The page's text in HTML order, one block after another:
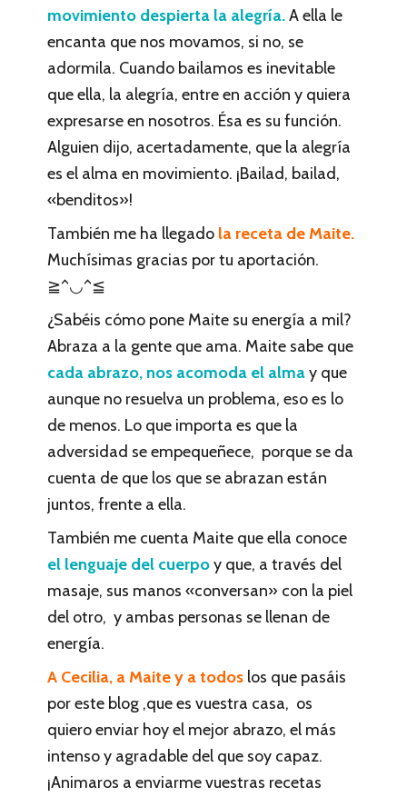
movimiento despierta la alegría.A ella le
encanta que nos movamos, si no, se
adormila. Cuando bailamos es inevitable
que ella, la alegría, entre en acción y quiera
expresarse en nosotros. Ésa es su función.
Alguien dijo, acertadamente, que la alegría
es el alma en movimiento. ¡Bailad, bailad,
«benditos»!
También me ha llegado la receta de Maite.
Muchísimas gracias por tu aportación.
≧^◡^≦
¿Sabéis cómo pone Maite su energía a mil?
Abraza a la gente que ama. Maite sabe que
cada abrazo, nos acomoda el almay que
aunque no resuelva un problema, eso es lo
de menos. Lo que importa es que la
adversidad se empequeñece, porque se da
cuenta de que los que se abrazan están
juntos, frente a ella.
También me cuenta Maite que ella conoce
el lenguaje del cuerpoy que, a través del
masaje, sus manos «conversan» con la piel
del otro, y ambas personas se llenan de
energía.
A Cecilia, a Maite y a todos los que pasáis
por este blog ,que es vuestra casa, os
quiero enviar hoy el mejor abrazo, el más
intenso y agradable del que soy capaz.
¡Animaros a enviarme vuestras recetas